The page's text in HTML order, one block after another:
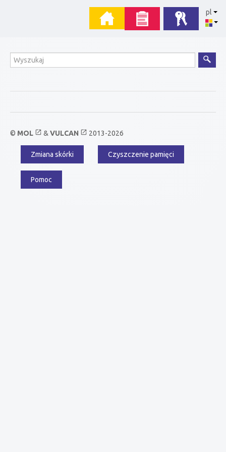
pl
Wyszukiwanie
© MOL open_in_new & VULCAN open_in_new 2013-2026
Menu
dodatkowe
Zmiana skórki Czyszczenie pamięci
Pomoc